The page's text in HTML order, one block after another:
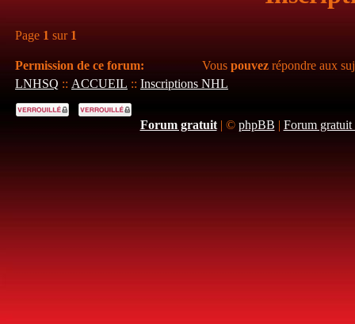
Page 1 sur 1
Permission de ce forum: Vous pouvez répondre aux
LNHSQ :: ACCUEIL :: Inscriptions NHL
Forum gratuit| © phpBB | Forum gratuit